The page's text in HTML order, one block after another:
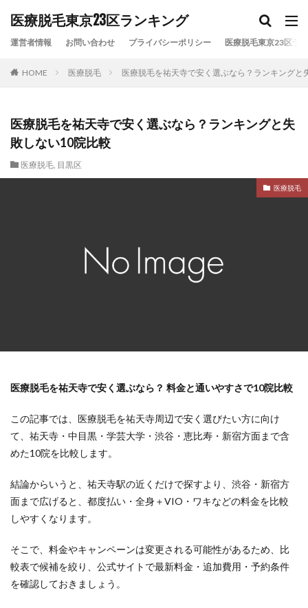
医療脱毛東京23区ランキング
運営者情報 お問い合わせ プライバシーポリシー 医療脱毛東京23区ラ
HOME 医療脱毛 医療脱毛を祐天寺で安く選ぶなら？ランキングと
医療脱毛を祐天寺で安く選ぶなら？ランキングと失
敗しない10院比較
医療脱毛, 目黒区
医療脱毛
医療脱毛を祐天寺で安く選ぶなら？ 料金と通いやすさで10院比較
この記事では、医療脱毛を祐天寺周辺で安く選びたい方に向け
て、祐天寺・中目黒・学芸大学・渋谷・恵比寿・新宿方面まで含
めた10院を比較します。
結論からいうと、祐天寺駅の近くだけで探すより、渋谷・新宿方
面まで広げると、都度払い・全身＋VIO・ワキなどの料金を比較
しやすくなります。
そこで、料金やキャンペーンは変更される可能性があるため、比
較表で候補を絞り、公式サイトで最新料金・追加費用・予約条件
を確認しておきましょう。
カテゴリー
タグ
全身脱毛
医療脱毛
医療脱毛おすすめ
医療脱毛ランキング
東京23区
顔脱毛